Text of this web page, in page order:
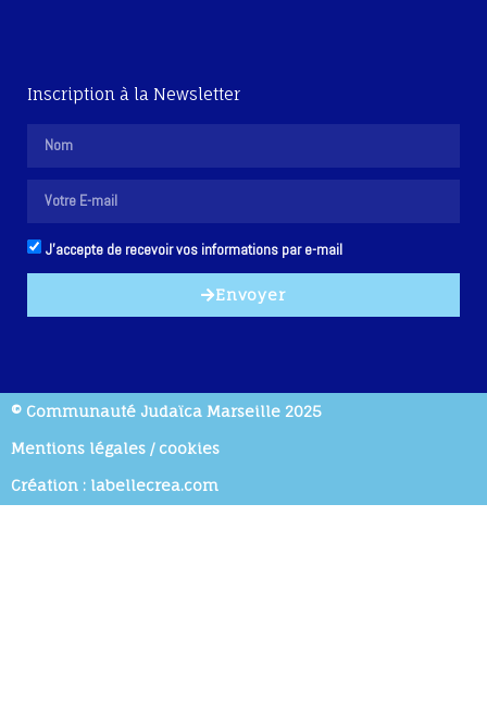
Inscription à la Newsletter
J'accepte de recevoir vos informations par e-mail
Envoyer
© Communauté Judaïca Marseille 2025
Mentions légales / cookies
Création : labellecrea.com